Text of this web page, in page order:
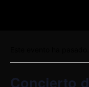
Concierto